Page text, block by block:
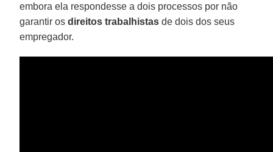
embora ela respondesse a dois processos por não
garantir osdireitos trabalhistas de dois dos seus
empregador.